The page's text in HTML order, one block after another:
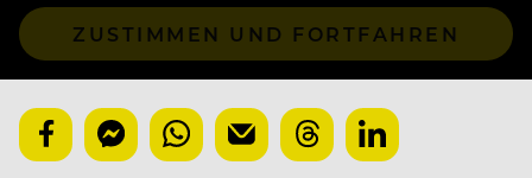
ZUSTIMMEN UND FORTFAHREN